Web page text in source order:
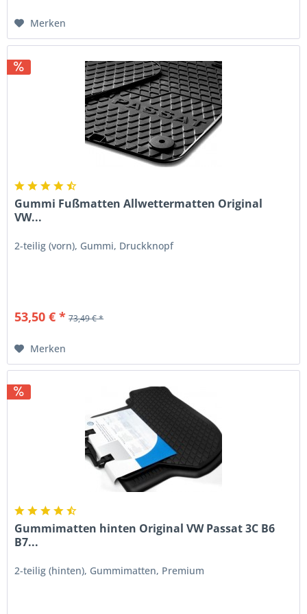
Merken
Gummi Fußmatten Allwettermatten Original
VW...
2-teilig (vorn), Gummi, Druckknopf
53,50 € * 73,49 € *
Merken
Gummimatten hinten Original VW Passat 3C B6
B7...
2-teilig (hinten), Gummimatten, Premium